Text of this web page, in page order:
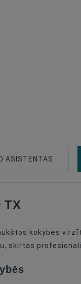
ASISTENTAS
TX
kokybės
skirtas